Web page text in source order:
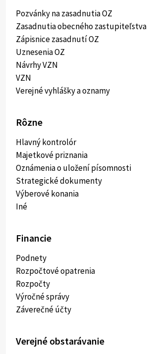
Pozvánky na zasadnutia OZ
Zasadnutia obecného zastupiteľstva
Zápisnice zasadnutí OZ
Uznesenia OZ
Návrhy VZN
VZN
Verejné vyhlášky a oznamy
Rôzne
Hlavný kontrolór
Majetkové priznania
Oznámenia o uložení písomnosti
Strategické dokumenty
Výberové konania
Iné
Financie
Podnety
Rozpočtové opatrenia
Rozpočty
Výročné správy
Záverečné účty
Verejné obstarávanie